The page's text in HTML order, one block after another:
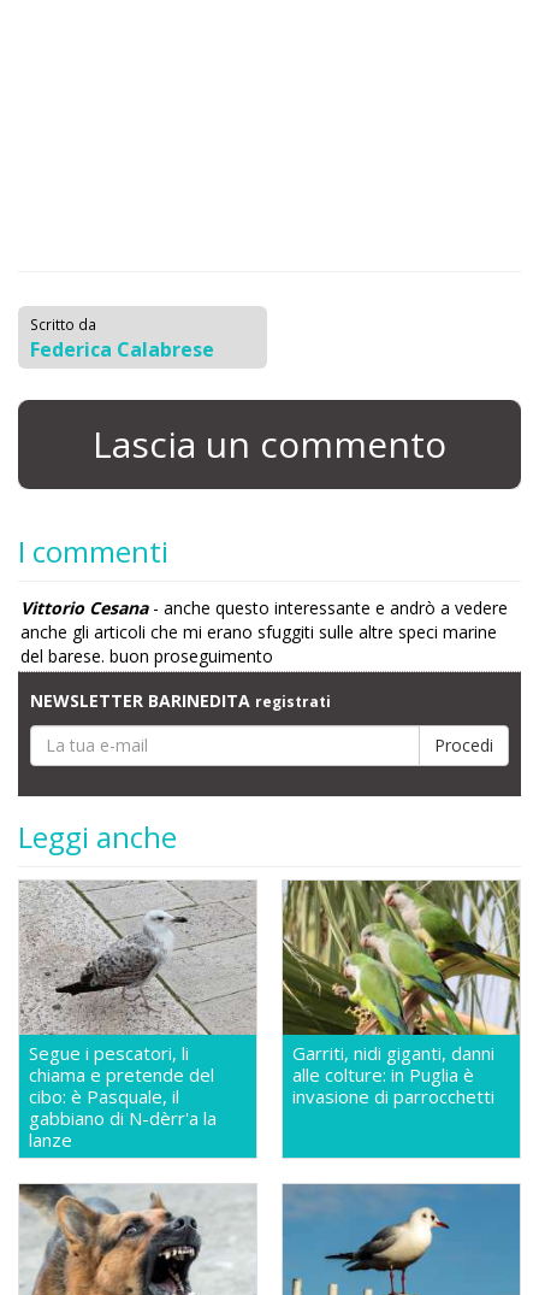
Scritto da
Federica Calabrese
Lascia un commento
I commenti
Vittorio Cesana- anche questo interessante e andrò a vedere
anche gli articoli che mi erano sfuggiti sulle altre speci marine
del barese. buon proseguimento
NEWSLETTER BARINEDITA registrati
Leggi anche
Segue i pescatori, li
chiama e pretende del
cibo: è Pasquale, il
gabbiano di N-dèrr'a la
lanze
Garriti, nidi giganti, danni
alle colture: in Puglia è
invasione di parrocchetti